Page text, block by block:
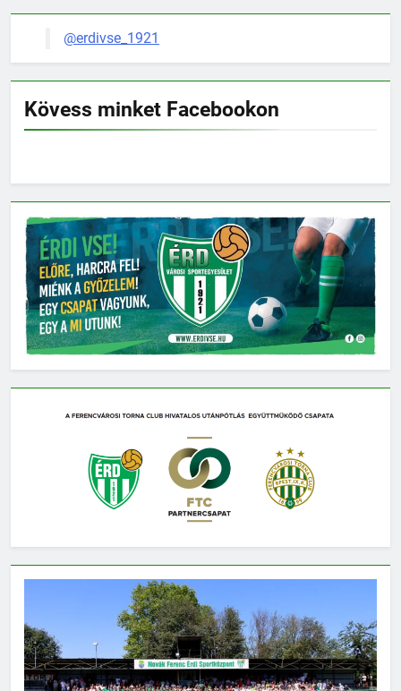
@erdivse_1921
Kövess minket Facebookon